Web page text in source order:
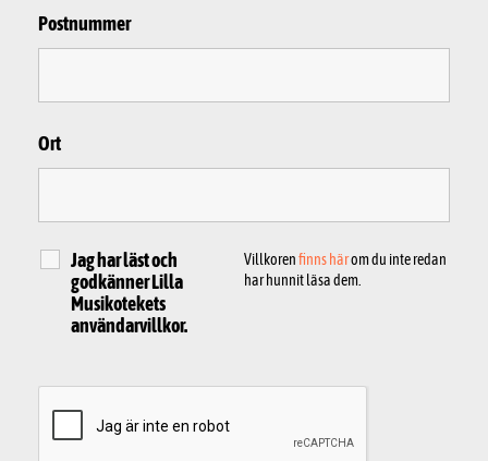
Postnummer
Ort
Jag har läst och
godkänner Lilla
Musikotekets
användarvillkor.
Villkorenfinns härom du inte redan
har hunnit läsa dem.